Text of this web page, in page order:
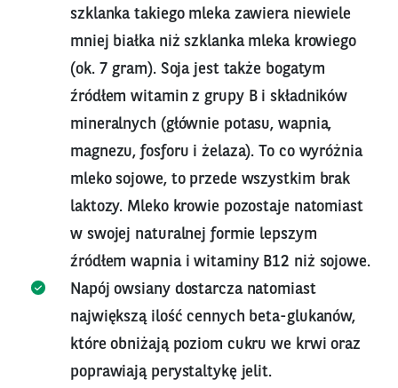
szklanka takiego mleka zawiera niewiele
mniej białka niż szklanka mleka krowiego
(ok. 7 gram). Soja jest także bogatym
źródłem witamin z grupy B i składników
mineralnych (głównie potasu, wapnia,
magnezu, fosforu i żelaza). To co wyróżnia
mleko sojowe, to przede wszystkim brak
laktozy. Mleko krowie pozostaje natomiast
w swojej naturalnej formie lepszym
źródłem wapnia i witaminy B12 niż sojowe.
Napój owsiany dostarcza natomiast
największą ilość cennych beta-glukanów,
które obniżają poziom cukru we krwi oraz
poprawiają perystaltykę jelit.